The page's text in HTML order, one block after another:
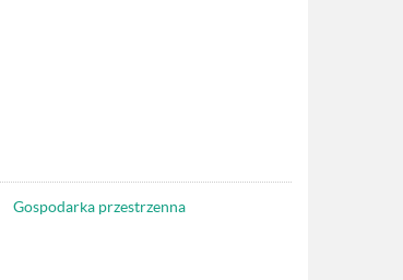
Gospodarka przestrzenna